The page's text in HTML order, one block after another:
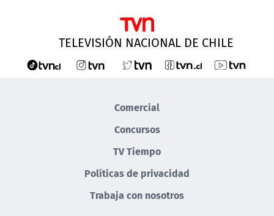
TELEVISIÓN NACIONAL DE CHILE
Comercial
Concursos
TV Tiempo
Políticas de privacidad
Trabaja con nosotros